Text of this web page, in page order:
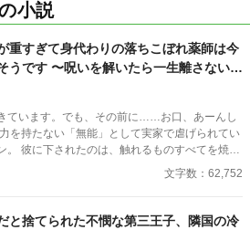
小説
重すぎて身代わりの落ちこぼれ薬師は今
うです 〜呪いを解いたら一生離さないと
〜
ています。でも、その前に……お口、あーんし
を持たない「無能」として実家で虐げられてい
。 彼に下されたのは、触れるものすべてを焼き
」ヴァレリウスへの、身代わりの婚姻だった。
文字数：62,752
と捨てられた不憫な第三王子、隣国の冷